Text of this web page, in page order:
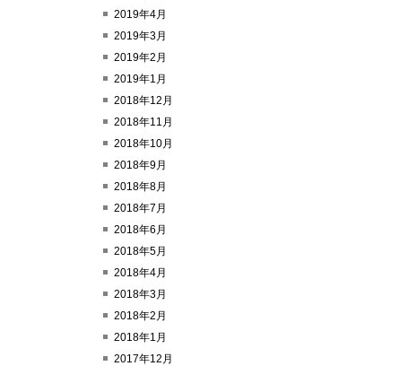
2019年4月
2019年3月
2019年2月
2019年1月
2018年12月
2018年11月
2018年10月
2018年9月
2018年8月
2018年7月
2018年6月
2018年5月
2018年4月
2018年3月
2018年2月
2018年1月
2017年12月